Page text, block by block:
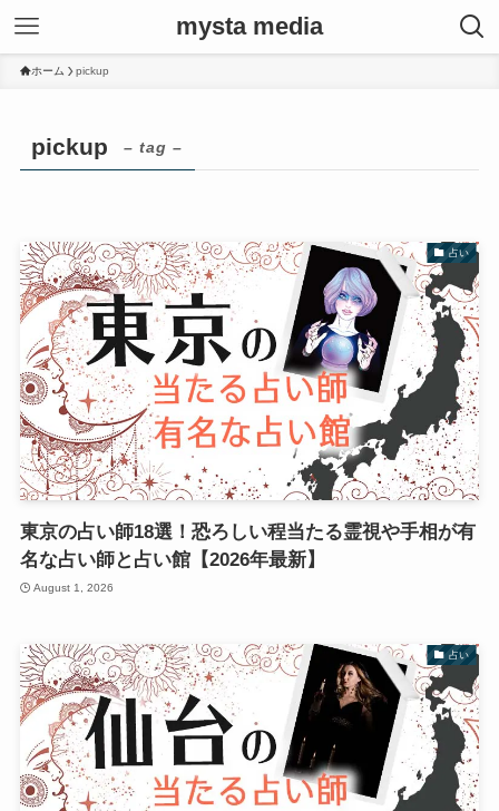
mysta media
ホーム pickup
pickup – tag –
占い
東京の占い師18選！恐ろしい程当たる霊視や手相が有
名な占い師と占い館【2026年最新】
August 1, 2026
占い